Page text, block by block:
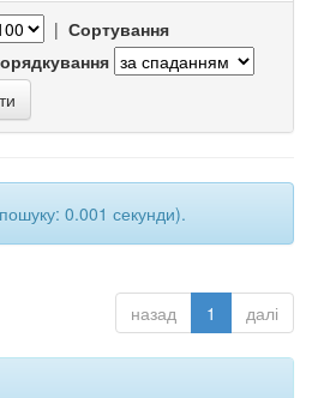
| Сортування
0.001 секунди).
назад 1 далі